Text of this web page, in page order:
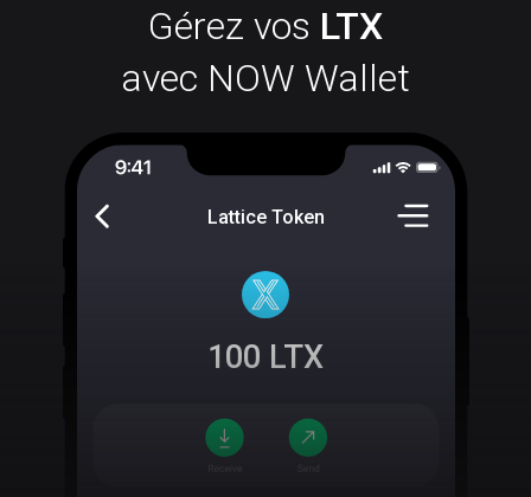
Gérez vos LTX
avec NOW Wallet
Lattice Token
100 LTX